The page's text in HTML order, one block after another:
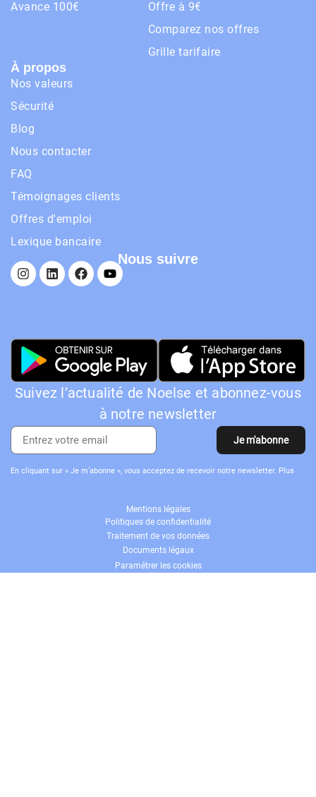
Avance 100€
Offre à 9€
Comparez nos offres
Grille tarifaire
À propos
Nos valeurs
Sécurité
Blog
Nous contacter
FAQ
Témoignages clients
Offres d'emploi
Lexique bancaire
Nous suivre
Suivez l’actualité de Noelse et abonnez-vous
à notre newsletter
Je m'abonne
En cliquant sur « Je m’abonne », vous acceptez de recevoir notre newsletter. Plus
Mentions légales
Politiques de confidentialité
Traitement de vos données
Documents légaux
Paramétrer les cookies